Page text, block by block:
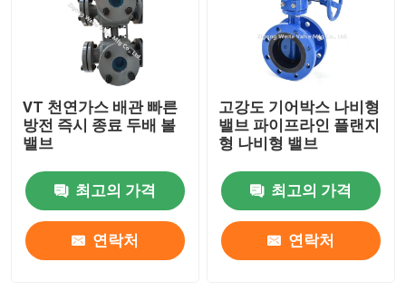
VT 천연가스 배관 빠른
방전 즉시 종료 두배 볼
밸브
최고의 가격
연락처
고강도 기어박스 나비형
밸브 파이프라인 플랜지
형 나비형 밸브
최고의 가격
연락처